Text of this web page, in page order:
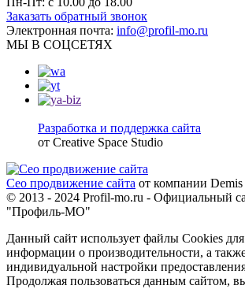
Заказать обратный звонок
Электронная почта: info@profil-mo.ru
МЫ В СОЦСЕТЯХ
Разработка и поддержка сайта
от Creative Space Studio
Сео продвижение сайта от компании
© 2013 - 2024 Profil-mo.ru - Официальный
"Профиль-МО"
Данный сайт использует файлы Cookies для
информации о производительности, а
индивидуальной настройки
Продолжая пользоваться данным сайтом,